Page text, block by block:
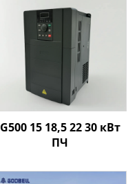
G500 15 18,5 22 30 кВт
ПЧ